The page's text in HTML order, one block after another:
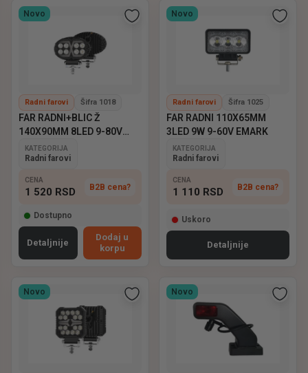
Novo
Radni farovi Šifra 1018
FAR RADNI+BLIC Ž
140X90MM 8LED 9-80V
EMARK
KATEGORIJA
Radni farovi
CENA
1 520 RSD B2B cena?
Dostupno
Detaljnije
Dodaj u
korpu
Novo
Radni farovi Šifra 1025
FAR RADNI 110X65MM
3LED 9W 9-60V EMARK
KATEGORIJA
Radni farovi
CENA
1 110 RSD B2B cena?
Uskoro
Detaljnije
Novo Novo